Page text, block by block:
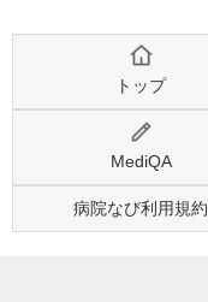
トップ
MediQA
病院なび利用規約